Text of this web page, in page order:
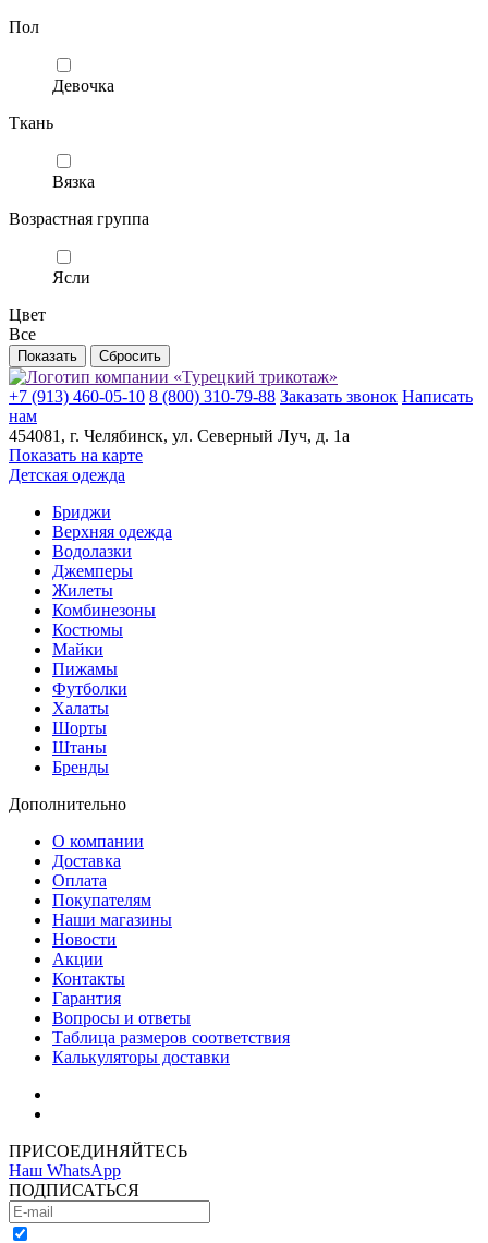
Пол
Девочка
Ткань
Вязка
Возрастная группа
Ясли
Цвет
Все
+7 (913) 460-05-10 8 (800) 310-79-88 Заказать звонок Написать
нам
454081 , г. Челябинск, ул. ​Северный Луч, д. 1а
Показать на карте
Детская одежда
Бриджи
Верхняя одежда
Водолазки
Джемперы
Жилеты
Комбинезоны
Костюмы
Майки
Пижамы
Футболки
Халаты
Шорты
Штаны
Бренды
Дополнительно
О компании
Доставка
Оплата
Покупателям
Наши магазины
Новости
Акции
Контакты
Гарантия
Вопросы и ответы
Таблица размеров соответствия
Калькуляторы доставки
ПРИСОЕДИНЯЙТЕСЬ
Наш WhatsApp
ПОДПИСАТЬСЯ